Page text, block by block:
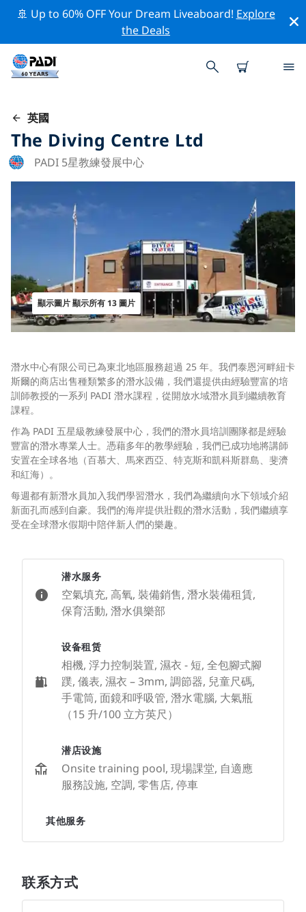
🚢 Up to 60% OFF Your Dream Liveaboard! Explore
the Deals
英國
The Diving Centre Ltd
PADI 5星教練發展中心
顯示圖片 顯示所有 13 圖片
潛水中心有限公司已為東北地區服務超過 25 年。我們泰恩河畔紐卡
斯爾的商店出售種類繁多的潛水設備，我們還提供由經驗豐富的培
訓師教授的一系列 PADI 潛水課程，從開放水域潛水員到繼續教育
課程。
作為 PADI 五星級教練發展中心，我們的潛水員培訓團隊都是經驗
豐富的潛水專業人士。憑藉多年的教學經驗，我們已成功地將講師
安置在全球各地（百慕大、馬來西亞、特克斯和凱科斯群島、斐濟
和紅海）。
每週都有新潛水員加入我們學習潛水，我們為繼續向水下領域介紹
新面孔而感到自豪。我們的海岸提供壯觀的潛水活動，我們繼續享
受在全球潛水假期中陪伴新人們的樂趣。
潜水服务
空氣填充, 高氧, 裝備銷售, 潛水裝備租賃,
保育活動, 潛水俱樂部
设备租赁
相機, 浮力控制裝置, 濕衣 - 短, 全包腳式腳
蹼, 儀表, 濕衣 – 3mm, 調節器, 兒童尺碼,
手電筒, 面鏡和呼吸管, 潛水電腦, 大氣瓶
（15 升/100 立方英尺）
潜店设施
Onsite training pool, 現場課堂, 自適應
服務設施, 空調, 零售店, 停車
其他服务
联系方式